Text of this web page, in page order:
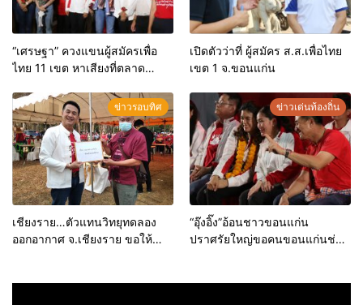
“เศรษฐา” ควงแขนผู้สมัครเพื่อ
ไทย 11 เขต หาเสียงที่ตลาด
อาหารเย็นร่วมกันอย่างอบอุ่น
เปิดตัวว่าที่ ผู้สมัคร ส.ส.เพื่อไทย
เขต 1 จ.ขอนแก่น
ข่าวรอบทิศ
เชียงราย…ตัวแทนวิทยุทดลอง
ออกอากาศ จ.เชียงราย ขอให้
ข่าวเด่นท้องถิ่น
“อุ๊งอิ๊ง”อ้อนชาวขอนแก่น
ปราศรัยใหญ่ขอคนขอนแก่นช่วย